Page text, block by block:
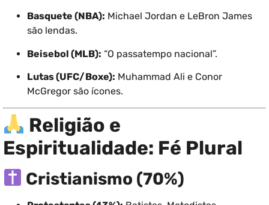
Basquete (NBA): Michael Jordan e LeBron James
são lendas.
Beisebol (MLB): “O passatempo nacional”.
Lutas (UFC/Boxe): Muhammad Ali e Conor
McGregor são ícones.
Religião e
Espiritualidade: Fé Plural
Cristianismo (70%)